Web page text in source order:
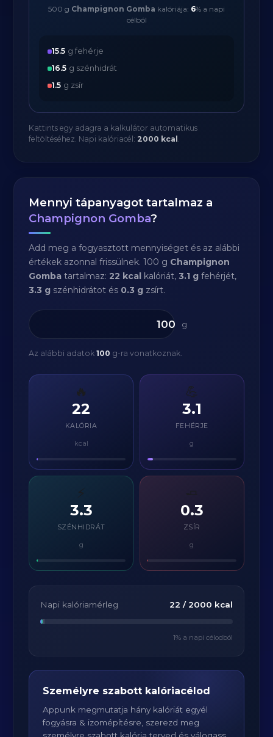
500 g Champignon Gomba kalóriája: 6% a napi
célból
15.5 g fehérje
16.5 g szénhidrát
1.5 g zsír
Kattints egy adagra a kalkulátor automatikus
feltöltéséhez. Napi kalóriacél: 2000 kcal .
Mennyi tápanyagot tartalmaz a
Champignon Gomba?
Add meg a fogyasztott mennyiséget és az alábbi
értékek azonnal frissülnek. 100 g Champignon
Gomba tartalmaz:22 kcal kalóriát,3.1 g fehérjét,
3.3 g szénhidrátot és 0.3 g zsírt.
g
Az alábbi adatok100 g-ra vonatkoznak.
🔥
22
KALÓRIA
kcal
💪
3.1
FEHÉRJE
g
⚡
3.3
SZÉNHIDRÁT
g
0.3
ZSÍR
g
Napi kalóriamérleg 22 / 2000 kcal
1% a napi célodból
Személyre szabott kalóriacélod
Appunk megmutatja hány kalóriát egyél
fogyásra & izomépítésre, szerezd meg